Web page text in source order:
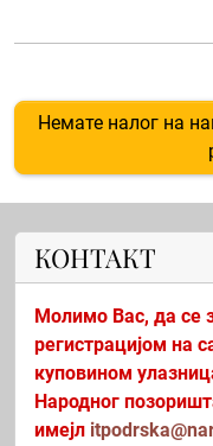
Немате налог на
КОНТАКТ
Молимо Вас, да се
регистрацијом на
куповином
Народног
имејл